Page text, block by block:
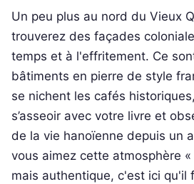
Un peu plus au nord du Vieux
trouverez des façades
temps et à l'effritement. Ce
bâtiments en pierre de style
se nichent les cafés
s’asseoir avec votre livre et
de la vie hanoïenne depuis un
vous aimez cette atmosphère
mais authentique, c'est ici qu'il